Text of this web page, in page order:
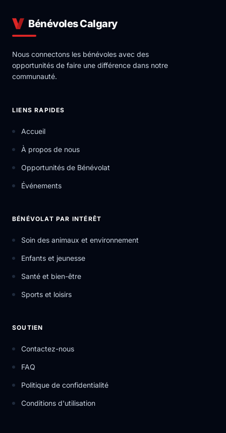
Bénévoles Calgary
Nous connectons les bénévoles avec des
opportunités de faire une différence dans notre
communauté.
LIENS RAPIDES
Accueil
À propos de nous
Opportunités de Bénévolat
Événements
BÉNÉVOLAT PAR INTÉRÊT
Soin des animaux et environnement
Enfants et jeunesse
Santé et bien-être
Sports et loisirs
SOUTIEN
Contactez-nous
FAQ
Politique de confidentialité
Conditions d'utilisation